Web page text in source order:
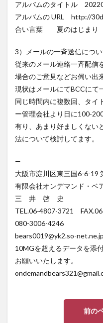
アルバムのタイトル
アルバムの URL http://
合い言葉 夏のはじまり
3）メールの一斉送信につ
従来のメール連絡一斉配信
場合のご意見などお伺い出
現状はメールにてBCCにて
同じ時間内に複数回、タイ
ー管理会社より日に100-
有り、あまり好ましくない
法について検討してます。
—
大阪市淀川区東三国6-6-19
有限会社オンデマンド・ベ
三 井 啓 史
TEL.06-4807-3721
080-3006-4246
bears0019@yk2.so-net.ne.jp
10MGを超えるデータを添
お願いいたします。
前の